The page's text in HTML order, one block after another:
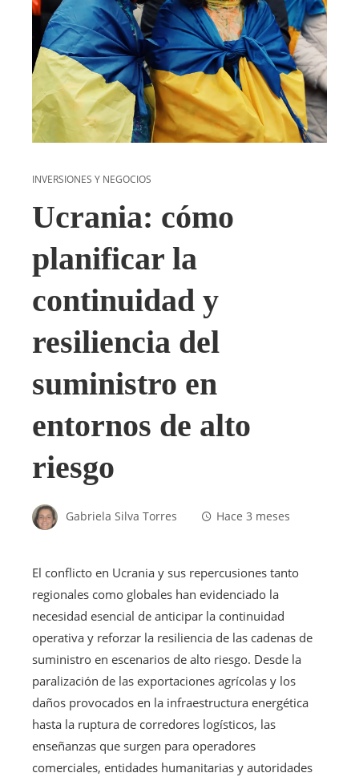
INVERSIONES Y NEGOCIOS
Ucrania: cómo
planificar la
continuidad y
resiliencia del
suministro en
entornos de alto
riesgo
Gabriela Silva Torres Hace 3 meses
El conflicto en Ucrania y sus repercusiones tanto
regionales como globales han evidenciado la
necesidad esencial de anticipar la continuidad
operativa y reforzar la resiliencia de las cadenas de
suministro en escenarios de alto riesgo. Desde la
paralización de las exportaciones agrícolas y los
daños provocados en la infraestructura energética
hasta la ruptura de corredores logísticos, las
enseñanzas que surgen para operadores
comerciales, entidades humanitarias y autoridades